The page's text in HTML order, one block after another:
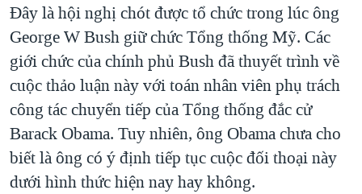
Đây là hội nghị chót được tổ chức trong lúc ông
George W Bush giữ chức Tổng thống Mỹ. Các
giới chức của chính phủ Bush đã thuyết trình về
cuộc thảo luận này với toán nhân viên phụ trách
công tác chuyển tiếp của Tổng thống đắc cử
Barack Obama. Tuy nhiên, ông Obama chưa cho
biết là ông có ý định tiếp tục cuộc đối thoại này
dưới hình thức hiện nay hay không.